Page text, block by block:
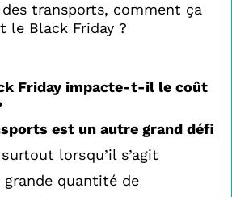
transports, comment ça
le Black Friday ?
Friday impacte-t-il le coût
est un autre grand défi
lorsqu’il s’agit
grande quantité de